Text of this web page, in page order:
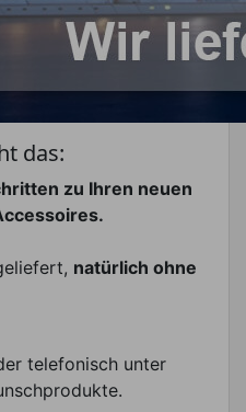
das:
zu Ihren neuen
natürlich ohne
telefonisch unter